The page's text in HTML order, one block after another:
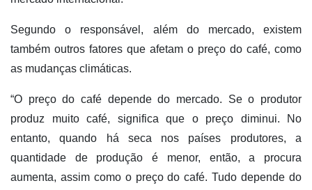
Segundo o responsável, além do mercado, existem
também outros fatores que afetam o preço do café, como
as mudanças climáticas.
“O preço do café depende do mercado. Se o produtor
produz muito café, significa que o preço diminui. No
entanto, quando há seca nos países produtores, a
quantidade de produção é menor, então, a procura
aumenta, assim como o preço do café. Tudo depende do